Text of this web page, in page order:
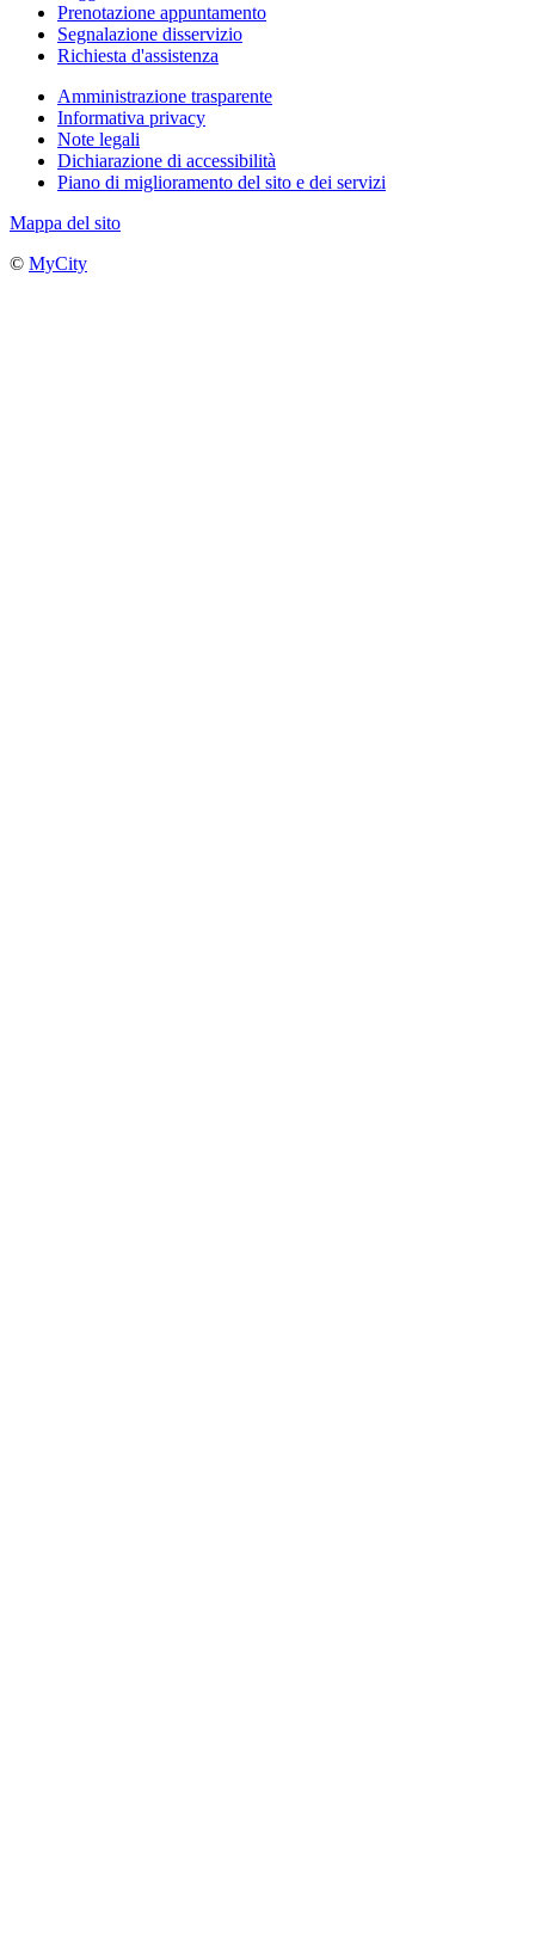
Prenotazione appuntamento
Segnalazione disservizio
Richiesta d'assistenza
Amministrazione trasparente
Informativa privacy
Note legali
Dichiarazione di accessibilità
Piano di miglioramento del sito e dei servizi
Mappa del sito
© MyCity